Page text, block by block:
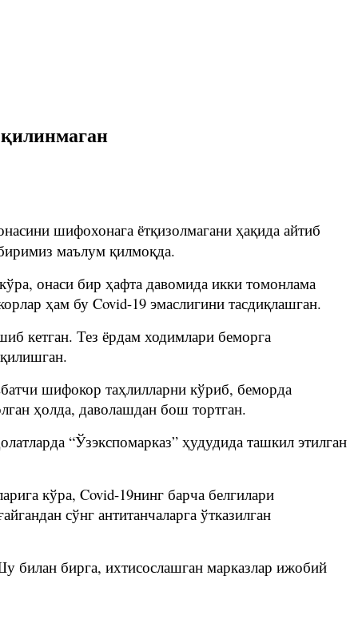
шифохонага ётқизолмагани ҳақида айтиб
маълум қилмоқда.
онаси бир ҳафта давомида икки томонлама
ҳам бу Covid-19 эмаслигини тасдиқлашган.
кетган. Тез ёрдам ходимлари беморга
шифокор таҳлилларни кўриб, беморда
ҳолда, даволашдан бош тортган.
“Ўзэкспомарказ” ҳудудида ташкил этилган
кўра, Covid-19нинг барча белгилари
сўнг антитанчаларга ўтказилган
билан бирга, ихтисослашган марказлар ижобий